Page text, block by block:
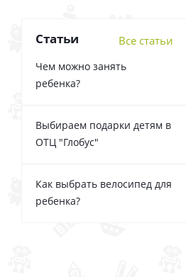
Статьи Все статьи
Чем можно занять
ребенка?
Выбираем подарки детям в
ОТЦ "Глобус"
Как выбрать велосипед для
ребенка?